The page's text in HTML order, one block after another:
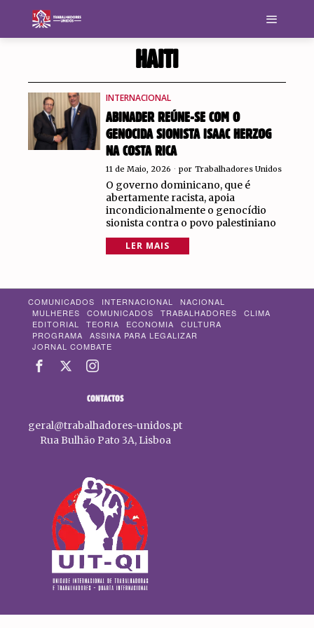
HAITI
INTERNACIONAL
ABINADER REÚNE-SE COM O
GENOCIDA SIONISTA ISAAC HERZOG
NA COSTA RICA
11 de Maio, 2026 por Trabalhadores Unidos
O governo dominicano, que é
abertamente racista, apoia
incondicionalmente o genocídio
sionista contra o povo palestiniano
LER MAIS
COMUNICADOS INTERNACIONAL
NACIONAL
MULHERES
COMUNICADOS TRABALHADORES
CLIMA
EDITORIAL
TEORIA ECONOMIA
CULTURA
PROGRAMA
ASSINA PARA LEGALIZAR
JORNAL COMBATE
CONTACTOS
geral@trabalhadores-unidos.pt
Rua Bulhão Pato 3A, Lisboa